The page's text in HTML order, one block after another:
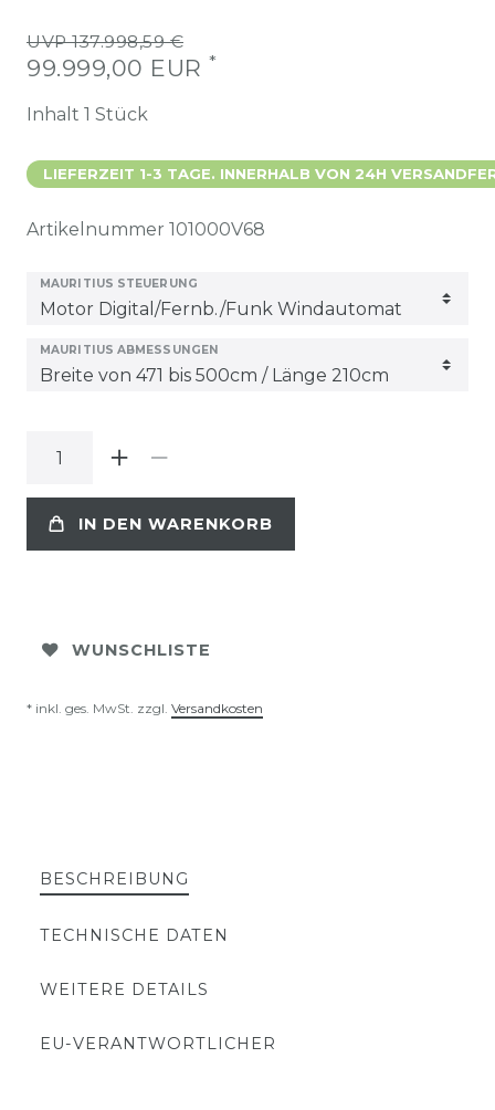
UVP 137.998,59 €
99.999,00 EUR *
Inhalt 1 Stück
LIEFERZEIT 1-3 TAGE. INNERHALB VON 24H
Artikelnummer 101000V68
MAURITIUS STEUERUNG
MAURITIUS ABMESSUNGEN
IN DEN WARENKORB
WUNSCHLISTE
* inkl. ges. MwSt. zzgl. Versandkosten
BESCHREIBUNG
TECHNISCHE DATEN
WEITERE DETAILS
EU-VERANTWORTLICHER